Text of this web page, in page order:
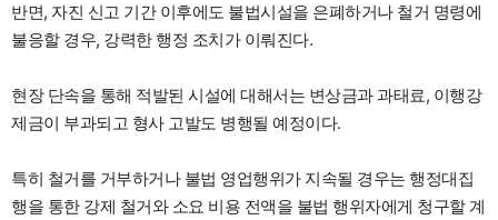
반면, 자진 신고 기간 이후에도 불법시설을 은폐하거나 철거 명령에
불응할 경우, 강력한 행정 조치가 이뤄진다.
현장 단속을 통해 적발된 시설에 대해서는 변상금과 과태료, 이행강
제금이 부과되고 형사 고발도 병행될 예정이다.
특히 철거를 거부하거나 불법 영업행위가 지속될 경우는 행정대집
행을 통한 강제 철거와 소요 비용 전액을 불법 행위자에게 청구할 계